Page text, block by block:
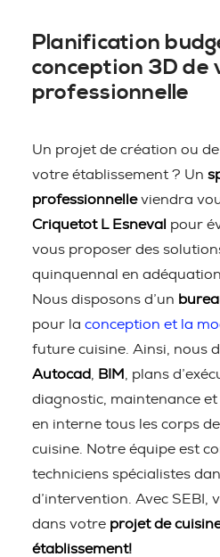
Planification
conception 3D de
professionnelle
Un projet de création ou
votre établissement ? Un
professionnelleviendra
Criquetot L Esneval pour
vous proposer des
quinquennal en
Nous disposons d’un
pour la conception et la
future cuisine. Ainsi, nous
Autocad
BIM
, plans
diagnostic, maintenance et
en interne tous les corps
cuisine. Notre équipe est
techniciens spécialistes
d’intervention. Avec SEBI,
dans votre projet de
établissement!